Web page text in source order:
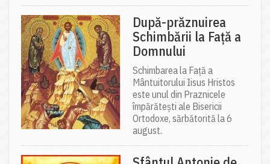
După-prăznuirea
Schimbării la Față a
Domnului
Schimbarea la Față a
Mântuitorului Iisus Hristos
este unul din Praznicele
împărătești ale Bisericii
Ortodoxe, sărbătorită la 6
august.